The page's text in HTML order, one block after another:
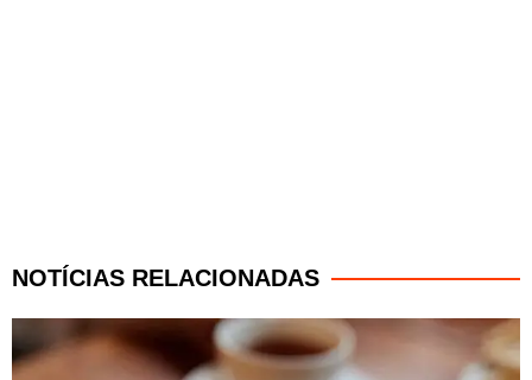
NOTÍCIAS RELACIONADAS